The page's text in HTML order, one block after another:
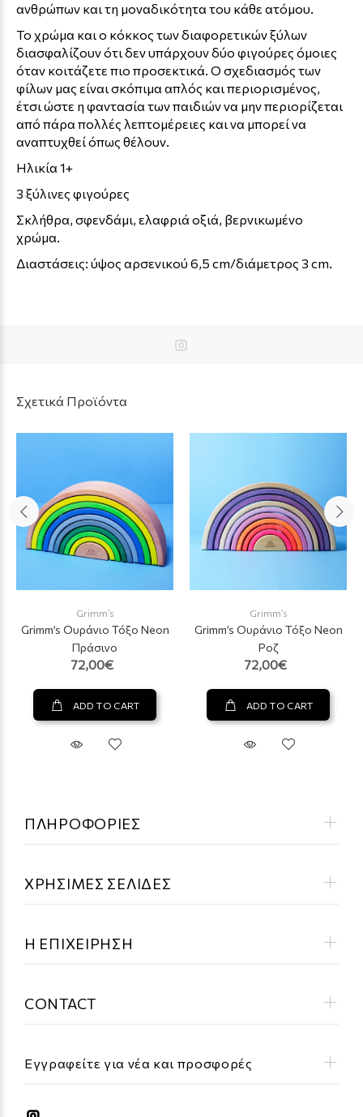
ανθρώπων και τη μοναδικότητα του κάθε ατόμου.
Το χρώμα και ο κόκκος των διαφορετικών ξύλων
διασφαλίζουν ότι δεν υπάρχουν δύο φιγούρες όμοιες
όταν κοιτάζετε πιο προσεκτικά. Ο σχεδιασμός των
φίλων μας είναι σκόπιμα απλός και περιορισμένος,
έτσι ώστε η φαντασία των παιδιών να μην περιορίζεται
από πάρα πολλές λεπτομέρειες και να μπορεί να
αναπτυχθεί όπως θέλουν.
Ηλικία 1+
3 ξύλινες φιγούρες
Σκλήθρα, σφενδάμι, ελαφριά οξιά, βερνικωμένο
χρώμα.
Διαστάσεις: ύψος αρσενικού 6,5 cm/διάμετρος 3 cm.
Σχετικά Προϊόντα
Grimm’s
Grimm’s Ουράνιο Τόξο Neon
Πράσινο
72,00€
ADD TO CART
Grimm’s
Grimm’s Ουράνιο Τόξο Neon
Ροζ
72,00€
ADD TO CART
Εγγραφείτε για νέα και προσφορές
ΠΛΗΡΟΦΟΡΙΕΣ
ΧΡΗΣΙΜΕΣ ΣΕΛΙΔΕΣ
Η ΕΠΙΧΕΙΡΗΣΗ
CONTACT